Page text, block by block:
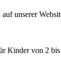
unserer
Kinder von 2 bis